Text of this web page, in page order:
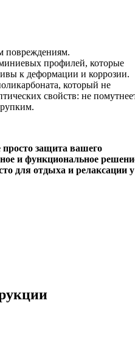
повреждениям.
профилей, которые
к деформации и коррозии.
который не
свойств: не
защита вашего
и функциональное
для отдыха и релаксации у